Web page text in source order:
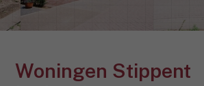
Woningen Stippent